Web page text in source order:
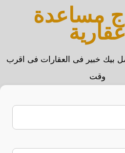
مساعدة
عقارية
بيك خبير فى العقارات فى اقرب
وقت